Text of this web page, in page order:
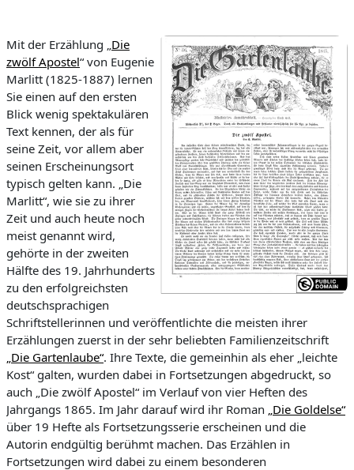
Mit der Erzählung „Die
zwölf Apostel“ von Eugenie
Marlitt (1825-1887) lernen
Sie einen auf den ersten
Blick wenig spektakulären
Text kennen, der als für
seine Zeit, vor allem aber
seinen Erscheinungsort
typisch gelten kann. „Die
Marlitt“, wie sie zu ihrer
Zeit und auch heute noch
meist genannt wird,
gehörte in der zweiten
Hälfte des 19. Jahrhunderts
zu den erfolgreichsten
deutschsprachigen
Schriftstellerinnen und veröffentlichte die meisten ihrer
Erzählungen zuerst in der sehr beliebten Familienzeitschrift
„Die Gartenlaube“. Ihre Texte, die gemeinhin als eher „leichte
Kost“ galten, wurden dabei in Fortsetzungen abgedruckt, so
auch „Die zwölf Apostel“ im Verlauf von vier Heften des
Jahrgangs 1865. Im Jahr darauf wird ihr Roman „Die Goldelse“
über 19 Hefte als Fortsetzungsserie erscheinen und die
Autorin endgültig berühmt machen. Das Erzählen in
Fortsetzungen wird dabei zu einem besonderen